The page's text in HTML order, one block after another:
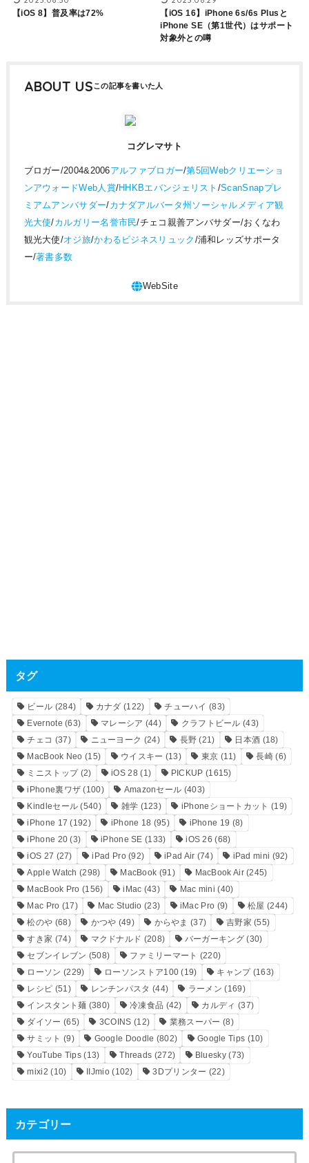
【iOS 8】普及率は72%
【iOS 16】iPhone 6s/6s Plusと
iPhone SE（第1世代）はサポート
対象外との噂
ABOUT US
コグレマサト
ブロガー/2004&2006アルファブロガー/第5回Webクリエーショ
ンアウォードWeb人賞/HHKBエバンジェリスト /ScanSnapプレ
ミアムアンバサダー/カナダアルバータ州ソーシャルメディア観
光大使/カルガリー名誉市民/チェコ親善アンバサダー/おくなわ
観光大使/オジ旅/かわるビジネスリュック /浦和レッズサポータ
ー/著書多数
タグ
ビール (284) カナダ (122) チューハイ (83)
Evernote (63) マレーシア (44) クラフトビール (43)
チェコ (37) ニューヨーク (24) 長野 (21) 日本酒 (18)
MacBook Neo (15) ウイスキー (13) 東京 (11) 長崎 (6)
ミニストップ(2) iOS 28 (1) PICKUP (1615)
iPhone裏ワザ (100) Amazonセール (403)
Kindleセール (540) 雑学 (123) iPhoneショートカット (19)
iPhone 17 (192) iPhone 18 (95) iPhone 19 (8)
iPhone 20 (3) iPhone SE (133) iOS 26 (68)
iOS 27 (27) iPad Pro(92) iPad Air (74) iPad mini (92)
Apple Watch (298) MacBook (91) MacBook Air(245)
MacBook Pro (156) iMac (43) Mac mini (40)
Mac Pro (17) Mac Studio (23) iMac Pro (9) 松屋 (244)
松のや (68) かつや (49) からやま (37) 吉野家 (55)
すき家 (74) マクドナルド (208) バーガーキング(30)
セブンイレブン (508) ファミリーマート (220)
ローソン (229) ローソンストア100 (19) キャンプ(163)
レシピ (51) レンチンパスタ (44) ラーメン (169)
インスタント麺 (380) 冷凍食品 (42) カルディ (37)
ダイソー (65) 3COINS (12) 業務スーパー (8)
サミット (9) Google Doodle (802) Google Tips (10)
YouTube Tips (13) Threads (272) Bluesky(73)
mixi2 (10) IIJmio(102) 3Dプリンター (22)
カテゴリー